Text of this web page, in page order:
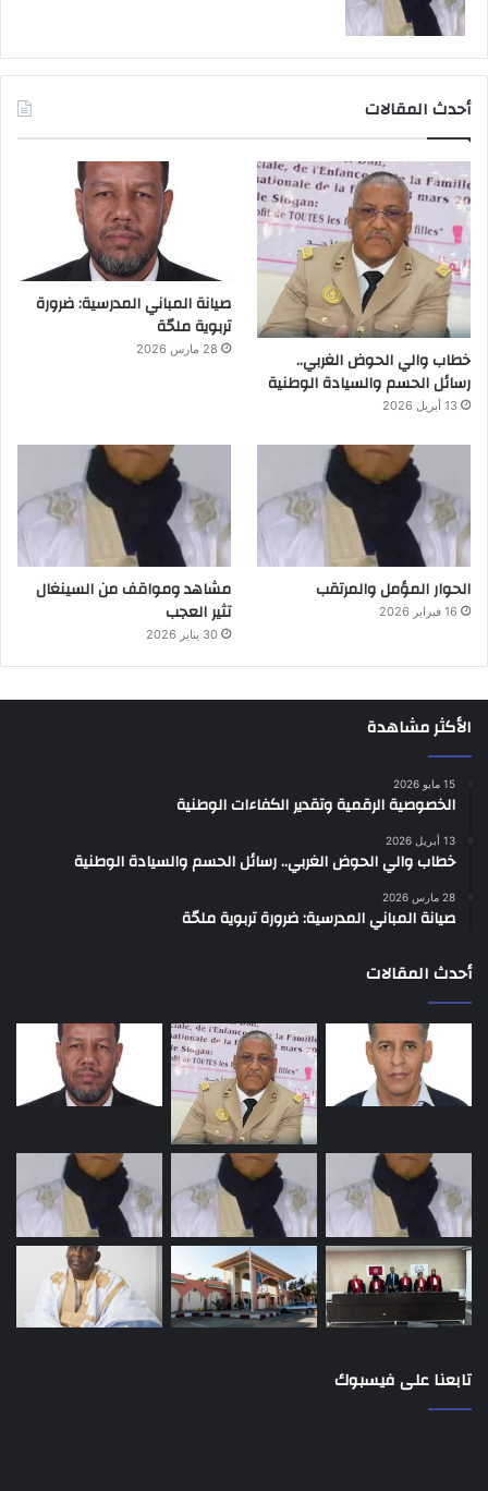
أحدث المقالات
خطاب والي الحوض الغربي..
رسائل الحسم والسيادة الوطنية
13 أبريل 2026
صيانة المباني المدرسية: ضرورة
تربوية ملحّة
28 مارس 2026
الحوار المؤمل والمرتقب
16 فبراير 2026
مشاهد ومواقف من السينغال
تثير العجب
30 يناير 2026
الأكثر مشاهدة
15 مايو 2026
الخصوصية الرقمية وتقدير الكفاءات الوطنية
13 أبريل 2026
خطاب والي الحوض الغربي.. رسائل الحسم والسيادة الوطنية
28 مارس 2026
صيانة المباني المدرسية: ضرورة تربوية ملحّة
أحدث المقالات
تابعنا على فيسبوك